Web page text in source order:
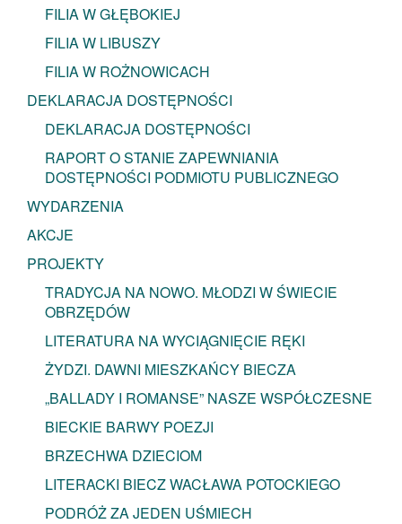
FILIA W GŁĘBOKIEJ
FILIA W LIBUSZY
FILIA W ROŻNOWICACH
DEKLARACJA DOSTĘPNOŚCI
DEKLARACJA DOSTĘPNOŚCI
RAPORT O STANIE ZAPEWNIANIA
DOSTĘPNOŚCI PODMIOTU PUBLICZNEGO
WYDARZENIA
AKCJE
PROJEKTY
TRADYCJA NA NOWO. MŁODZI W ŚWIECIE
OBRZĘDÓW
LITERATURA NA WYCIĄGNIĘCIE RĘKI
ŻYDZI. DAWNI MIESZKAŃCY BIECZA
„BALLADY I ROMANSE” NASZE WSPÓŁCZESNE
BIECKIE BARWY POEZJI
BRZECHWA DZIECIOM
LITERACKI BIECZ WACŁAWA POTOCKIEGO
PODRÓŻ ZA JEDEN UŚMIECH